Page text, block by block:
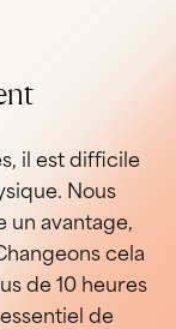
il est difficile
Nous
un avantage,
cela
de 10 heures
de